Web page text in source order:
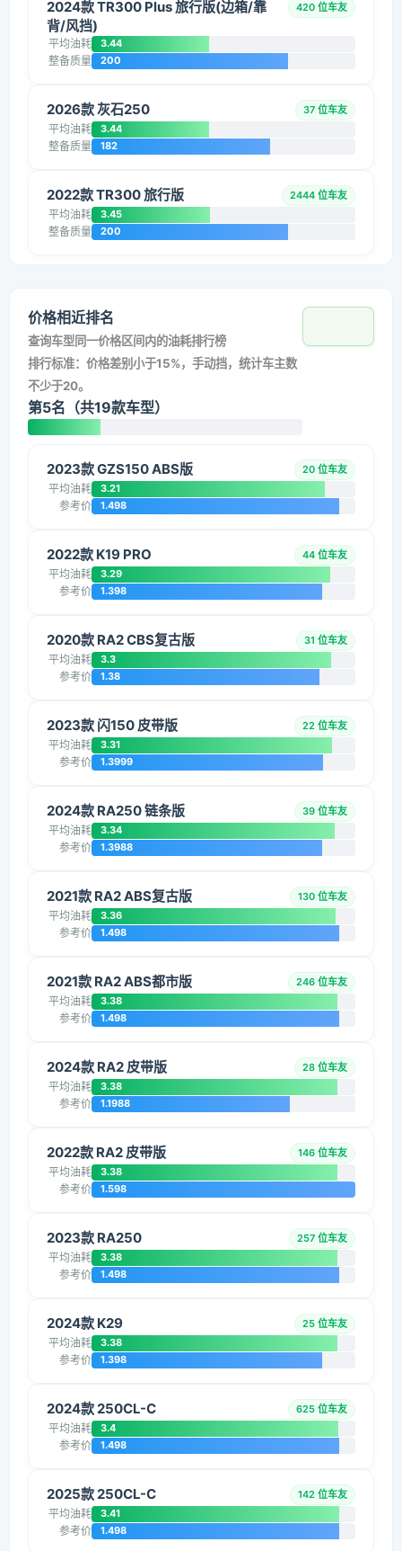
2024款 TR300 Plus 旅行版(边箱/靠
背/风挡)
420 位车友
平均油耗 3.44
整备质量 200
2026款 灰石250 37 位车友
平均油耗 3.44
整备质量 182
2022款 TR300 旅行版 2444 位车友
平均油耗 3.45
整备质量 200
价格相近排名
查询车型同一价格区间内的油耗排行榜
排行标准：价格差别小于15%，手动挡，统计车主数
不少于20。
第5名（共19款车型）
2023款 GZS150 ABS版 20 位车友
平均油耗 3.21
参考价 1.498
2022款 K19 PRO 44 位车友
平均油耗 3.29
参考价 1.398
2020款 RA2 CBS复古版 31 位车友
平均油耗 3.3
参考价 1.38
2023款 闪150 皮带版 22 位车友
平均油耗 3.31
参考价 1.3999
2024款 RA250 链条版 39 位车友
平均油耗 3.34
参考价 1.3988
2021款 RA2 ABS复古版 130 位车友
平均油耗 3.36
参考价 1.498
2021款 RA2 ABS都市版 246 位车友
平均油耗 3.38
参考价 1.498
2024款 RA2 皮带版 28 位车友
平均油耗 3.38
参考价 1.1988
2022款 RA2 皮带版 146 位车友
平均油耗 3.38
参考价 1.598
2023款 RA250 257 位车友
平均油耗 3.38
参考价 1.498
2024款 K29 25 位车友
平均油耗 3.38
参考价 1.398
2024款 250CL-C 625 位车友
平均油耗 3.4
参考价 1.498
2025款 250CL-C 142 位车友
平均油耗 3.41
参考价 1.498